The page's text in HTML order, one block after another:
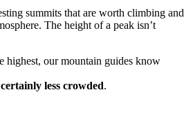
summits that are worth climbing and
The height of a peak isn’t
highest, our mountain guides know
less crowded.